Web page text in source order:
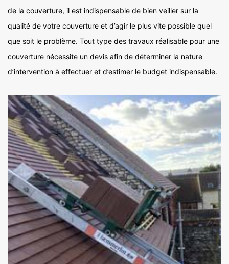
de la couverture, il est indispensable de bien veiller sur la
qualité de votre couverture et d’agir le plus vite possible quel
que soit le problème. Tout type des travaux réalisable pour une
couverture nécessite un devis afin de déterminer la nature
d’intervention à effectuer et d’estimer le budget indispensable.